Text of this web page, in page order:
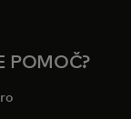
POMOČ?